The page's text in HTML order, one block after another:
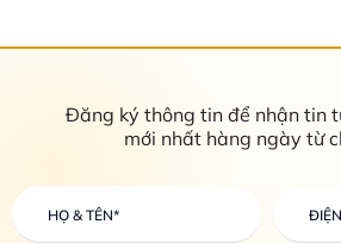
Đăng ký thông tin để nhận tin
mới nhất hàng ngày từ